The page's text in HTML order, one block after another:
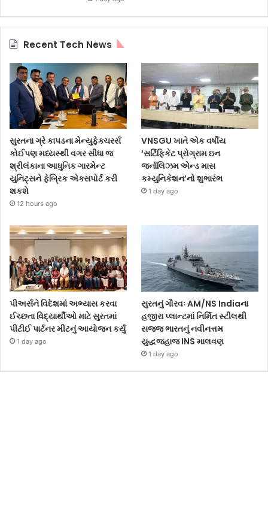
Recent Tech News
સુરતના ગ્રે કાપડના મેન્યુફેક્ચરર્સ
કોઈપણ મધ્યસ્થી વગર સીધા જ
શ્રીલંકાના આધુનિક ગારમેન્ટ
યુનિટ્સને ફેબ્રિક એક્સપોર્ટ કરી
શકશે
12 hours ago
VNSGU ખાતે એક વર્ષીય
‘સર્ટિફિકેટ પ્રોગ્રામ ઇન
જર્નાલિઝમ એન્ડ માસ
કમ્યુનિકેશન’નો શુભારંભ
1 day ago
પીઅર્સને વિદેશમાં અભ્યાસ કરવા
ઈચ્છતા વિદ્યાર્થીઓ માટે સુરતમાં
પીટીઈ પાર્ટનર મીટનું આયોજન કર્યું
1 day ago
સુરતનું ગૌરવઃ AM/NS Indiaના
હજીરા પ્લાન્ટમાં નિર્મિત સ્ટીલથી
સજ્જ ભારતનું નવીનત્તમ
યુદ્ધજહાજ INS માલવણ
1 day ago